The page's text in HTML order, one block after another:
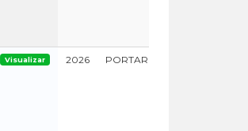
Visualizar 2026 PORTARIA